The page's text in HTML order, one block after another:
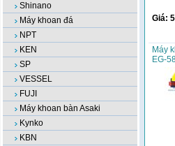
Shinano
Máy khoan đá
NPT
KEN
SP
VESSEL
FUJI
Máy khoan bàn Asaki
Kynko
KBN
Giá:
Máy
EG-